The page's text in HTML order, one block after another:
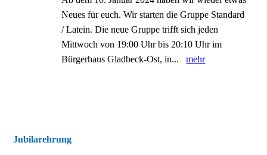
Neues für euch. Wir starten die Gruppe Standard
/ Latein. Die neue Gruppe trifft sich jeden
Mittwoch von 19:00 Uhr bis 20:10 Uhr im
Bürgerhaus Gladbeck-Ost, in...mehr
Jubilarehrung